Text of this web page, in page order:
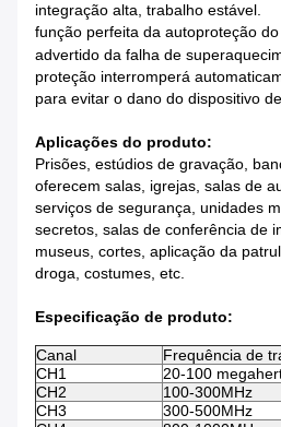
integração alta, trabalho estável.
função perfeita da autoproteção do
advertido da falha de
proteção interromperá
para evitar o dano do dispositivo
Aplicações do produto:
Prisões, estúdios de gravação,
oferecem salas, igrejas, salas de
serviços de segurança, unidades
secretos, salas de conferência de
museus, cortes, aplicação da
droga, costumes, etc.
Especificação de produto:
Canal Frequência de
CH1
20-100
CH2
100-300MHz
CH3
300-500MHz